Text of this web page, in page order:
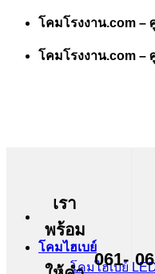
Skip
content
โคมโรงงาน.com –
โคมโรงงาน.com –
โคมไฮเบย์
โคมไฮเบย์
เรา
พร้อม
061-